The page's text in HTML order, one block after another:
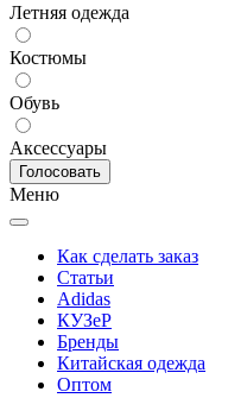
Летняя одежда
Костюмы
Обувь
Аксессуары
Меню
Как сделать заказ
Статьи
Adidas
КУЗеР
Бренды
Китайская одежда
Оптом